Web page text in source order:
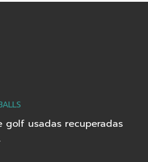
golf usadas recuperadas